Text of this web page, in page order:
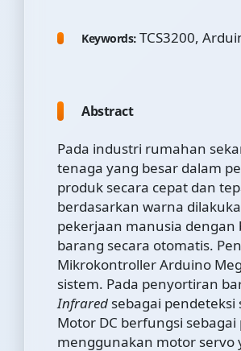
Keywords: TCS3200,
Abstract
Pada industri rumahan
tenaga yang besar dalam
produk secara cepat dan
berdasarkan warna
pekerjaan manusia
barang secara otomatis.
Mikrokontroller Arduino
sistem. Pada penyortiran
Infrared sebagai pendeteksi
Motor DC berfungsi
menggunakan motor servo